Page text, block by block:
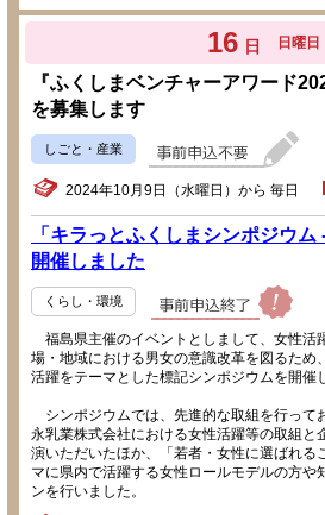
16 日 日曜日
『ふくしまベンチャーアワード
を募集します
しごと・産業
2024年10月9日（水曜日）から 毎日
「キラっとふくしまシンポジウ
開催しました
くらし・環境
福島県主催のイベントとしまして、女性活
場・地域における男女の意識改革を図るため
活躍をテーマとした標記シンポジウムを開催
シンポジウムでは、先進的な取組を行って
永乳業株式会社における女性活躍等の取組と
演いただいたほか、「若者・女性に選ばれる
マに県内で活躍する女性ロールモデルの方や
ンを行いました。